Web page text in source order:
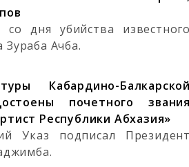
дня убийства
Ачба.
Кабардино-
почетного
Республики Абхазия»
Указ подписал